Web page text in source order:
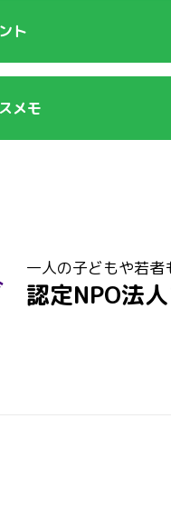
ト
メモ
一人の子どもや若者
認定NPO法